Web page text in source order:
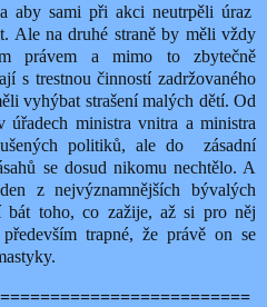
aby sami při akci neutrpěli úraz
Ale na druhé straně by měli vždy
právem a mimo to zbytečně
s trestnou činností zadržovaného
vyhýbat strašení malých dětí. Od
úřadech ministra vnitra a ministra
politiků, ale do
zásadní
se dosud nikomu nechtělo. A
z nejvýznamnějších bývalých
bát toho, co zažije, až si pro něj
trapné, že právě on se